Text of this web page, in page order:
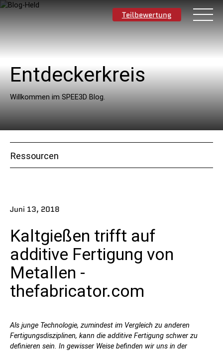
Teilbewertung
Deutsch
Materialien
Anwendungen
Branchen
Kontakt
Folgen Sie uns
Entdeckerkreis
Willkommen im SPEE3D Blog.
Ressourcen
Juni 13, 2018
Kaltgießen trifft auf
additive Fertigung von
Metallen -
thefabricator.com
Als junge Technologie, zumindest im Vergleich zu anderen
Fertigungsdisziplinen, kann die additive Fertigung schwer zu
definieren sein. In gewisser Weise befinden wir uns in der